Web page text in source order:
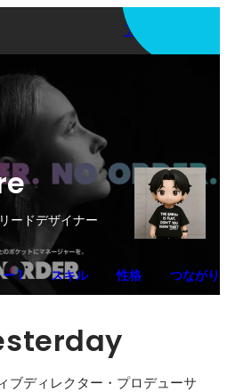
アプリを使う
ードデザイナー
1 スキル 性格 つながり
ブディレクター・プロデューサ